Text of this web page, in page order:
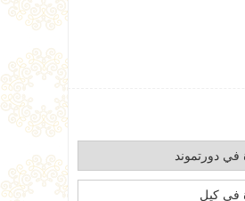
في دورتموند
في كيل